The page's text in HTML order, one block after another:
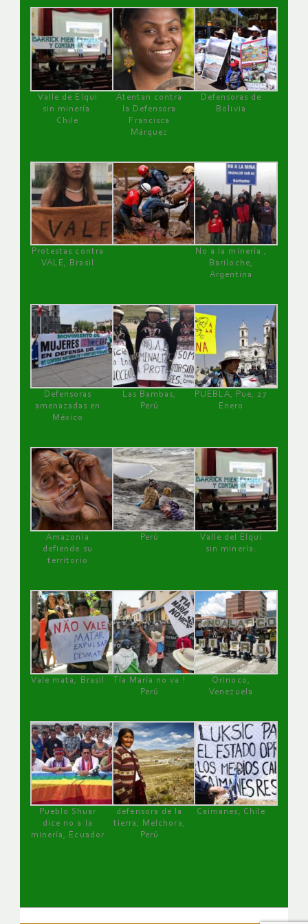
Valle de Elqui
sin minería.
Chile
Atentan contra
la Defensora
Francisca
Márquez
Defensoras de
Bolivia
Protestas contra
VALE, Brasil
No a la minería ,
Bariloche,
Argentina
Defensoras
amenazadas en
México
Las Bambas,
Perú
PUEBLA, Pue, 27
Enero
Amazonía
defiende su
territorio
Perú
Valle del Elqui
sin minería.
Vale mata, Brasil
Tía María no va !
Perú
Orinoco,
Venezuela
Pueblo Shuar
dice no a la
minería, Ecuador
defensora de la
tierra, Melchora,
Perú
Caimanes, Chile